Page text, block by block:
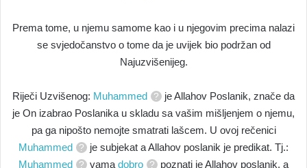
Prema tome, u njemu samome kao i u njegovim precima nalazi
se svjedočanstvo o tome da je uvijek bio podržan od
Najuzvišenijeg.
Riječi Uzvišenog: Muhammed
je Allahov Poslanik, znače da
je On izabrao Poslanika u skladu sa vašim mišljenjem o njemu,
pa ga nipošto nemojte smatrati lašcem. U ovoj rečenici
Muhammed
je subjekat a Allahov poslanik je predikat. Tj.:
Muhammed
vama dobro poznati je Allahov poslanik, a